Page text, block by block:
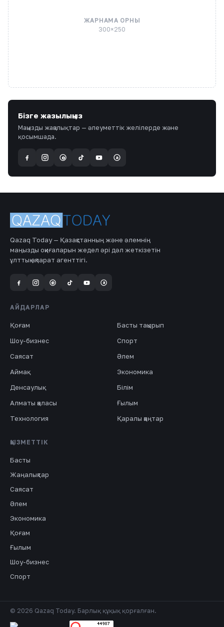
ЖАРНАМА ОРНЫ
300×250
Бізге жазылыңыз
Маңызды жаңалықтар — әлеуметтік желілерде және
қосымшада.
@ a
Qazaq Today — Қазақстанның және әлемнің
маңызды оқиғаларын жедел әрі дәл жеткізетін
ұлттық ақпарат агенттігі.
@ a
АЙДАРЛАР
Қоғам
Басты тақырып
Шоу-бизнес
Спорт
Саясат
Әлем
Аймақ
Экономика
Денсаулық
Білім
Алматы қаласы
Ғылым
Технология
Қаралы қаңтар
ҚЫЗМЕТТІК
Басты
Жаңалықтар
Саясат
Әлем
Экономика
Қоғам
Ғылым
Шоу-бизнес
Спорт
© 2026 Qazaq Today. Барлық құқық қорғалған.